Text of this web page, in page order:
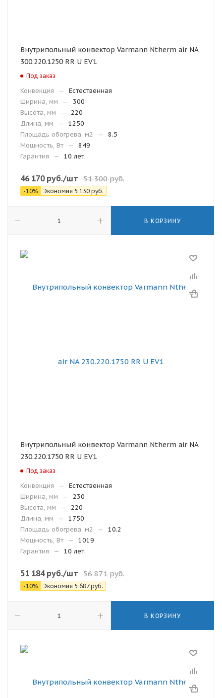
Внутрипольный конвектор Varmann Ntherm air NA
300.220.1250 RR U EV1
Под заказ
Конвекция —
Естественная
Ширина, мм
—
300
Высота, мм
—
220
Длина, мм
—
1250
Площадь обогрева, м2
—
8.5
Мощность, Вт
—
849
Гарантия
— 10 лет.
46 170руб./шт 51 300руб.
-10% Экономия 5 130 руб.
В КОРЗИНУ
Внутрипольный конвектор Varmann Ntherm air NA
230.220.1750 RR U EV1
Под заказ
Конвекция —
Естественная
Ширина, мм
—
230
Высота, мм
—
220
Длина, мм
—
1750
Площадь обогрева, м2
—
10.2
Мощность, Вт
—
1019
Гарантия
— 10 лет.
51 184руб./шт 56 871руб.
-10% Экономия 5 687руб.
В КОРЗИНУ